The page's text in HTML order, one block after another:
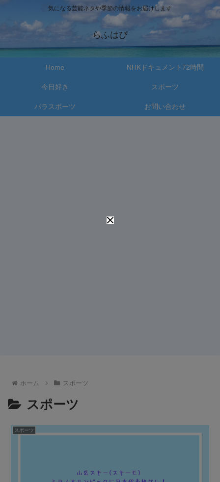
気になる芸能ネタや季節の情報をお届けします
らふはぴ
Home NHKドキュメント72時間
今日好き スポーツ
パラスポーツ お問い合わせ
ホーム スポーツ
スポーツ
スポーツ